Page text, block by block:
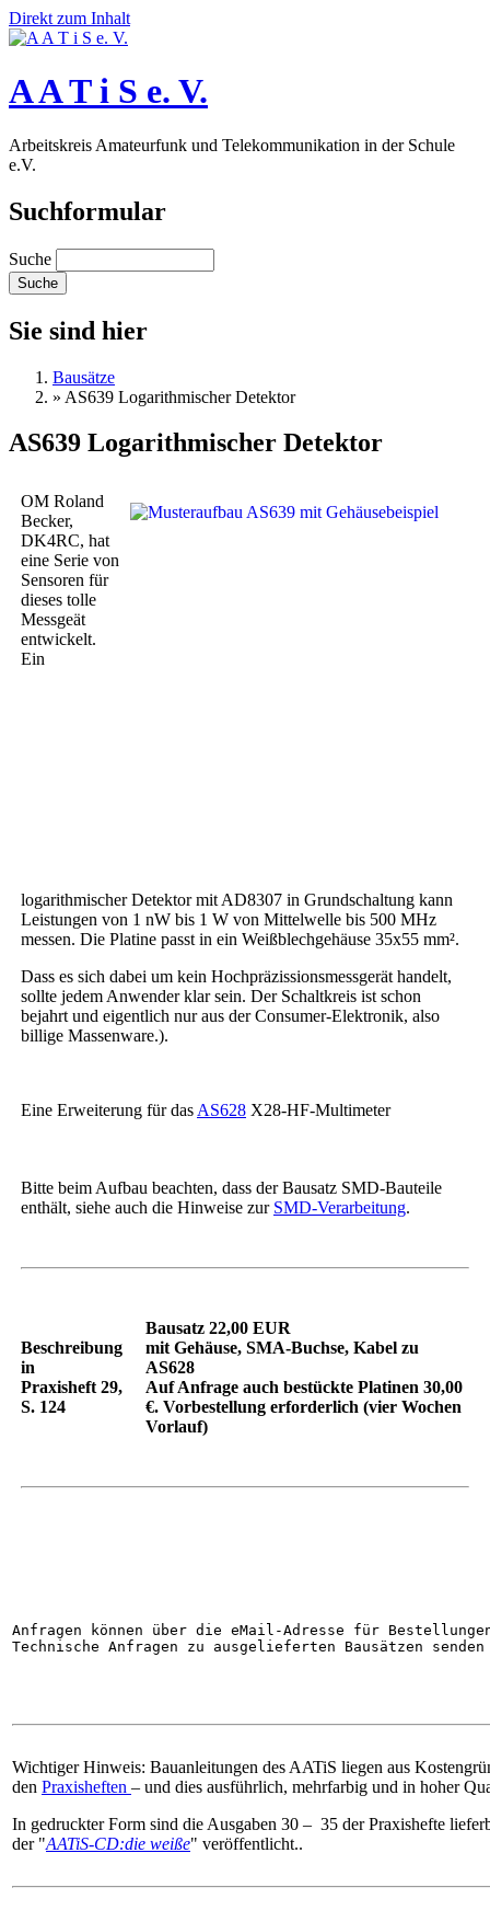
Direkt zum Inhalt
A A T i S e. V.
Arbeitskreis Amateurfunk und Telekommunikation in der Schule
e.V.
Suchformular
Suche
Sie sind hier
Bausätze
» AS639 Logarithmischer Detektor
AS639 Logarithmischer Detektor
OM Roland
Becker,
DK4RC, hat
eine Serie von
Sensoren für
dieses tolle
Messgeät
entwickelt.
Ein
logarithmischer Detektor mit AD8307 in Grundschaltung kann
Leistungen von 1 nW bis 1 W von Mittelwelle bis 500 MHz
messen. Die Platine passt in ein Weißblechgehäuse 35x55 mm².
Dass es sich dabei um kein Hochpräzissionsmessgerät handelt,
sollte jedem Anwender klar sein. Der Schaltkreis ist schon
bejahrt und eigentlich nur aus der Consumer-Elektronik, also
billige Massenware.).
Eine Erweiterung für das AS628 X28-HF-Multimeter
Bitte beim Aufbau beachten, dass der Bausatz SMD-Bauteile
enthält, siehe auch die Hinweise zur SMD-Verarbeitung.
Beschreibung
in
Praxisheft 29,
S. 124
Bausatz 22,00 EUR
mit Gehäuse, SMA-Buchse, Kabel zu
AS628
Auf Anfrage auch bestückte Platinen 30,00
€. Vorbestellung erforderlich (vier Wochen
Vorlauf)
Anfragen können über die eMail-Adresse für
Technische Anfragen zu ausgelieferten Bausätzen
Wichtiger Hinweis: Bauanleitungen des AATiS liegen aus
den Praxisheften – und dies ausführlich, mehrfarbig und in hoher
In gedruckter Form sind die Ausgaben 30 – 35 der Praxishefte
der "AATiS-CD:die weiße" veröffentlicht..